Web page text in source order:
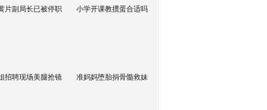
片副局长已被停职 小学开课教掼蛋合适吗
招聘现场美腿抢镜 准妈妈堕胎捐骨髓救妹